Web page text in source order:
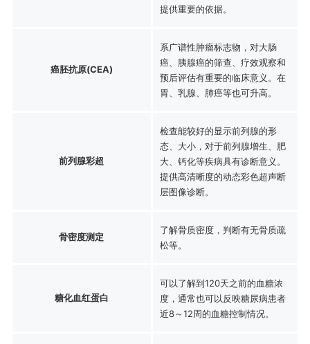
提供重要的依据。
癌胚抗原(CEA)
系广谱性肿瘤标志物，对大肠
癌、胰腺癌的筛查、疗效观察和
预后评估有重要的临床意义。在
胃、乳腺、肺癌等也可升高。
前列腺彩超
检查能较好的显示前列腺的形
态、大小，对于前列腺增生、肥
大、钙化等疾病具有诊断意义。
提供高清晰度的动态彩色超声断
层图像诊断。
骨密度测定
了解骨质密度，判断有无骨质疏
松等。
糖化血红蛋白
可以了解到120天之前的血糖浓
度，通常也可以反映糖尿病患者
近8～12周的血糖控制情况。